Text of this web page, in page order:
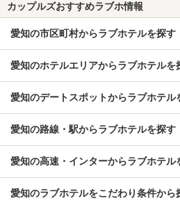
カップルズおすすめラブホ情報
愛知の市区町村からラブホテルを探す
愛知のホテルエリアからラブホテルを
愛知のデートスポットからラブホテル
愛知の路線・駅からラブホテルを探す
愛知の高速・インターからラブホテル
愛知のラブホテルをこだわり条件から